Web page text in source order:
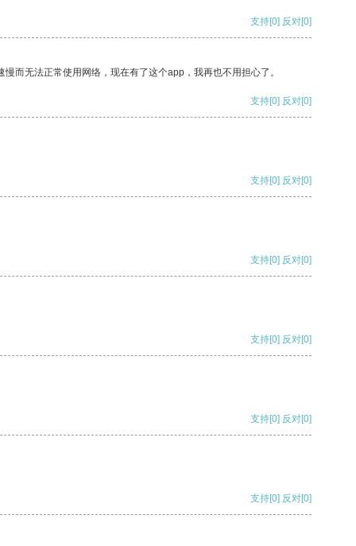
支持[0] 反对[0]
而无法正常使用网络，现在有了这个app，我再也不用担心了。
支持[0] 反对[0]
支持[0] 反对[0]
支持[0] 反对[0]
支持[0] 反对[0]
支持[0] 反对[0]
支持[0] 反对[0]